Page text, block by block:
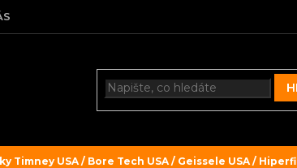
Timney USA / Bore Tech USA / Geissele USA /